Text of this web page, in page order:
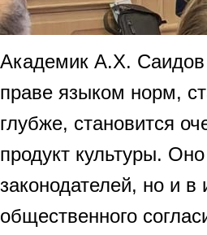
Академик А.Х. Саидов
праве языком норм,
глубже, становится
продукт культуры.
законодателей, но и в
общественного